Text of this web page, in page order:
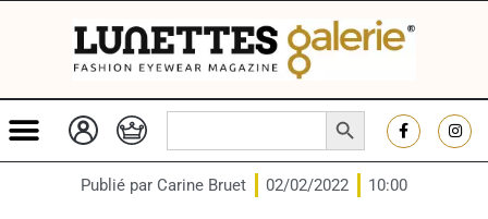
Search
SEARCH BUTTON
Publié par Carine Bruet 02/02/2022 10:00